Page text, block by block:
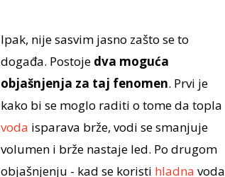
Ipak, nije sasvim jasno zašto se to
događa. Postoje dva moguća
objašnjenja za taj fenomen. Prvi je
kako bi se moglo raditi o tome da topla
voda isparava brže, vodi se smanjuje
volumen i brže nastaje led. Po drugom
objašnjenju - kad se koristi hladna voda